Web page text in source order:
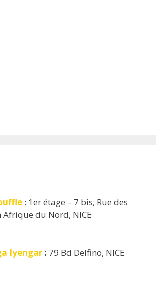
: 1er étage – 7 bis, Rue des
du Nord, NICE
Iyengar : 79 Bd Delfino, NICE